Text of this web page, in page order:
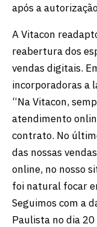
após a
A Vitacon
reabertura dos
vendas digitais.
incorporadoras a
“Na Vitacon,
atendimento
contrato. No
das nossas
online, no nosso
foi natural focar
Seguimos com a
Paulista no dia